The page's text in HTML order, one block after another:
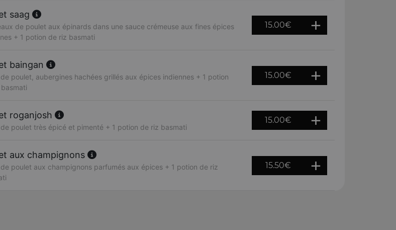
saag
de poulet aux épinards dans une sauce crémeuse aux fines épices
+ 1 potion de riz basmati
15.00€
baingan
poulet, aubergines hachées grillés aux épices indiennes + 1 potion
15.00€
roganjosh
poulet très épicé et pimenté + 1 potion de riz basmati
15.00€
aux champignons
poulet aux champignons parfumés aux épices + 1 potion de riz
15.50€